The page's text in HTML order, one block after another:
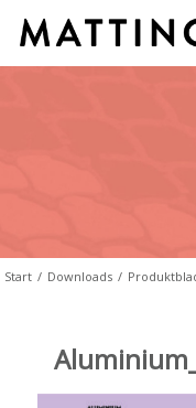
Start / Downloads /